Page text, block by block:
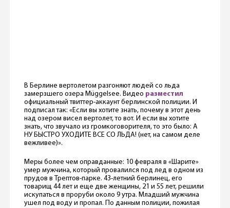
В Берлине вертолетом разгоняют людей со льда
замерзшего озера Müggelsee. Видео разместил
официальный твиттер-аккаунт берлинской полиции. И
подписал так: «Если вы хотите знать, почему в этот день
над озером висел вертолет, то вот. И если вы хотите
знать, что звучало из громкоговорителя, то это было: А
НУ БЫСТРО УХОДИТЕ ВСЕ СО ЛЬДА! (нет, на самом деле
вежливее)».
Меры более чем оправданные: 10 февраля в «Шарите»
умер мужчина, который провалился под лед в одном из
прудов в Трептов-парке. 43-летний берлинец, его
товарищ 44 лет и еще две женщины, 21 и 55 лет, решили
искупаться в проруби около 9 утра. Младший мужчина
ушел под воду и пропал. По данным полиции, пожилая